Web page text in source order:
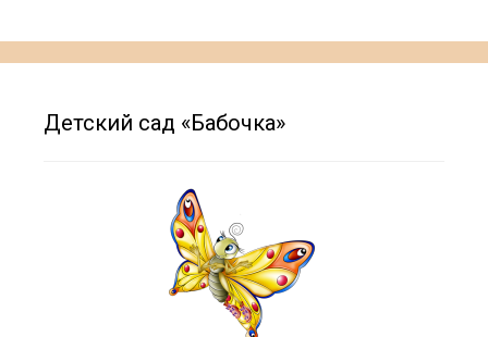
Детский сад «Бабочка»